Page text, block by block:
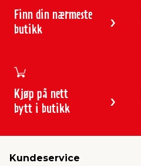
Finn din nærmeste
butikk
Kjøp på nett
bytt i butikk
Kundeservice